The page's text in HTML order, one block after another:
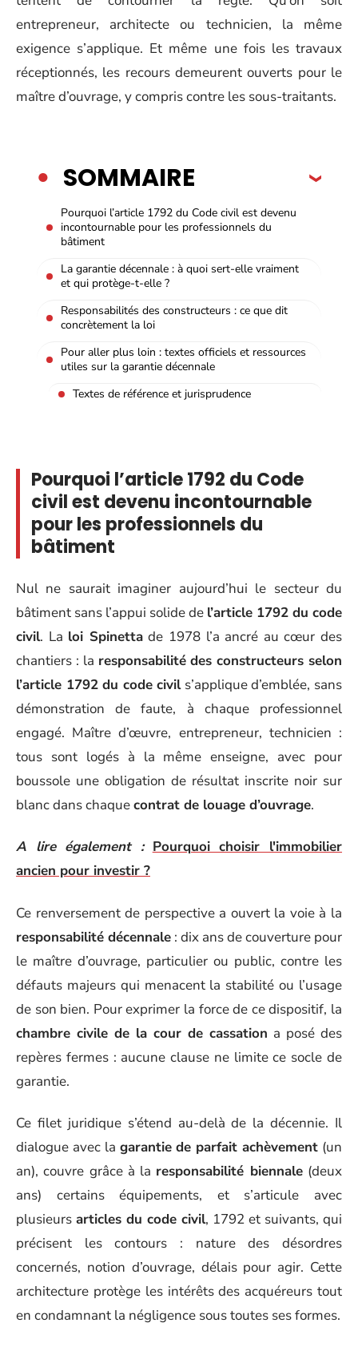
entrepreneur, architecte ou technicien, la même
exigence s’applique. Et même une fois les travaux
réceptionnés, les recours demeurent ouverts pour le
maître d’ouvrage, y compris contre les sous-traitants.
SOMMAIRE
Pourquoi l’article 1792 du Code civil est devenu
incontournable pour les professionnels du
bâtiment
La garantie décennale : à quoi sert-elle vraiment
et qui protège-t-elle ?
Responsabilités des constructeurs : ce que dit
concrètement la loi
Pour aller plus loin : textes officiels et ressources
utiles sur la garantie décennale
Textes de référence et jurisprudence
Pourquoi l’article 1792 du Code
civil est devenu incontournable
pour les professionnels du
bâtiment
Nul ne saurait imaginer aujourd’hui le secteur du
bâtiment sans l’appui solide de l’article 1792 du code
civil. La loi Spinettade 1978 l’a ancré au cœur des
chantiers : la responsabilité des constructeurs selon
l’article 1792 du code civils’applique d’emblée, sans
démonstration de faute, à chaque professionnel
engagé. Maître d’œuvre, entrepreneur, technicien :
tous sont logés à la même enseigne, avec pour
boussole une obligation de résultat inscrite noir sur
blanc dans chaquecontrat de louage d’ouvrage.
A lire également : Pourquoi choisir l'immobilier
ancien pour investir ?
Ce renversement de perspective a ouvert la voie à la
responsabilité décennale : dix ans de couverture pour
le maître d’ouvrage, particulier ou public, contre les
défauts majeurs qui menacent la stabilité ou l’usage
de son bien. Pour exprimer la force de ce dispositif, la
chambre civile de la cour de cassation a posé des
repères fermes : aucune clause ne limite ce socle de
garantie.
Ce filet juridique s’étend au-delà de la décennie. Il
dialogue avec la garantie de parfait achèvement (un
an), couvre grâce à la responsabilité biennale(deux
ans) certains équipements, et s’articule avec
plusieurs articles du code civil, 1792 et suivants, qui
précisent les contours : nature des désordres
concernés, notion d’ouvrage, délais pour agir. Cette
architecture protège les intérêts des acquéreurs tout
en condamnant la négligence sous toutes ses formes.